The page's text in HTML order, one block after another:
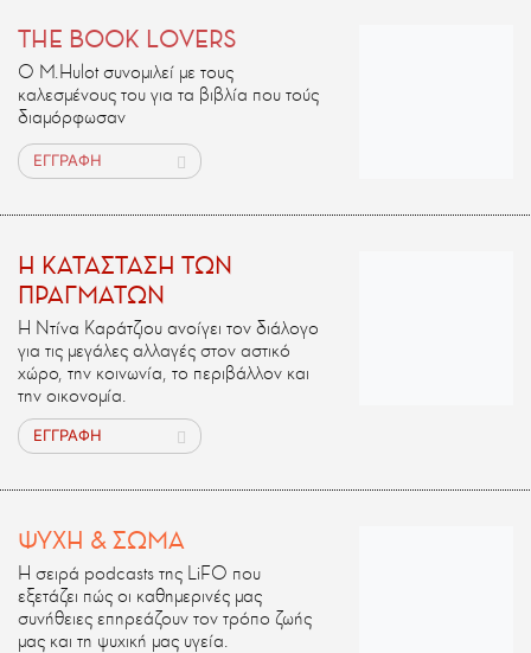
THE BOOK LOVERS
Ο M.Ηulot συνομιλεί με τους
καλεσμένους του για τα βιβλία που τούς
διαμόρφωσαν
ΕΓΓΡΑΦΗ
H ΚΑΤΑΣΤΑΣΗ ΤΩΝ
ΠΡΑΓΜΑΤΩΝ
Η Ντίνα Καράτζιου ανοίγει τον διάλογο
για τις μεγάλες αλλαγές στον αστικό
χώρο, την κοινωνία, το περιβάλλον και
την οικονομία.
ΕΓΓΡΑΦΗ
ΨΥΧΗ & ΣΩΜΑ
Η σειρά podcasts της LiFO που
εξετάζει πώς οι καθημερινές μας
συνήθειες επηρεάζουν τον τρόπο ζωής
μας και τη ψυχική μας υγεία.